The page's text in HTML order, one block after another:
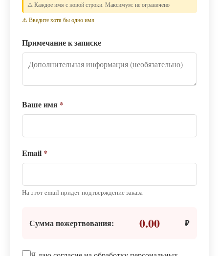
⚠️ Каждое имя с новой строки. Максимум: не ограничено
⚠️ Введите хотя бы одно имя
Примечание к записке
Ваше имя *
Email *
На этот email придет подтверждение заказа
Сумма пожертвования: 0.00 ₽